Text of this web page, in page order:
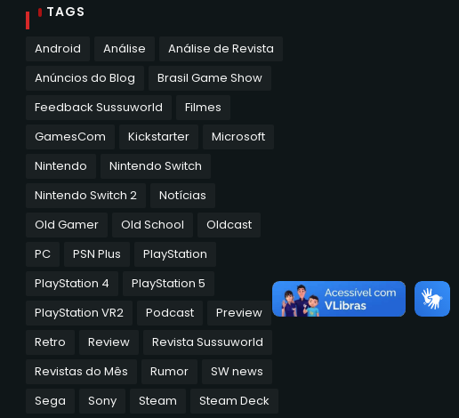
TAGS
Android Análise
Análise de Revista
Anúncios do Blog
Brasil Game Show
Feedback Sussuworld
Filmes
GamesCom
Kickstarter
Microsoft
Nintendo
Nintendo Switch
Nintendo Switch 2
Notícias
Old Gamer
Old School
Oldcast
PC
PSN Plus
PlayStation
PlayStation 4
PlayStation 5
PlayStation VR2
Podcast
Preview
Retro
Review
Revista Sussuworld
Revistas do Mês
Rumor
SW news
Sega
Sony Steam
Steam Deck